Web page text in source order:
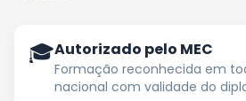
🎓Autorizado pelo MEC
Formação reconhecida em
nacional com validade do